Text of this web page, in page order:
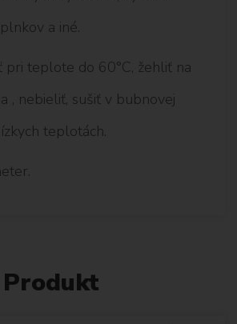
a iné.
pri teplote do 60°C, žehliť na
, nebieliť, sušiť v bubnovej
teplotách.